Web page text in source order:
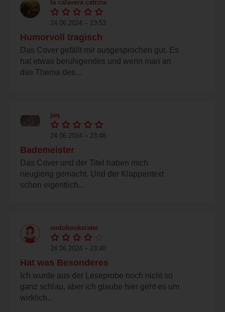
la calavera catrina
24.06.2024 – 23:53
Humorvoll tragisch
Das Cover gefällt mir ausgesprochen gut. Es
hat etwas beruhigendes und wenn man an
das Thema des...
jaq
24.06.2024 – 23:48
Bademeister
Das Cover und der Titel haben mich
neugierig gemacht. Und der Klappentext
schon eigentlich...
endobooksister
24.06.2024 – 23:40
Hat was Besonderes
Ich wurde aus der Leseprobe noch nicht so
ganz schlau, aber ich glaube hier geht es um
wirklich...